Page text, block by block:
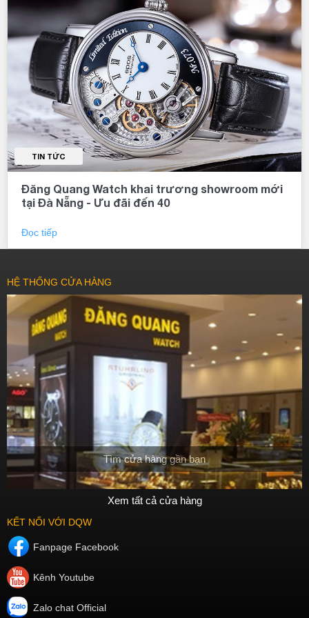
sản xuất có giới hạn, đồng hồ phiên bản giới hạn sẽ trở nên hiếm và
khó tìm kiếm, điều đó lại tăng thêm giá trị và độc đáo của sản phẩm
khi xuất hiện tại thị trường.
Tính chính xác
Không chỉ độc đáo và hiếm có, các đồng hồ phiên bản giới hạn
thường được sản xuất với chất lượng và sự chính xác cao. Các
thương hiệu đồng hồ nổi tiếng thường chọn bộ phận máy móc của
chiếc đồng hồ phiên bản giới hạn để tiến hành các thí nghiệm và
kiểm tra cẩn thậntrướckhi đưa sản phẩm ra thị trường.
Giá trị đầu tư
Những chiếc đồng hồ phiên bản giới hạn thường có giá trị đầu tư cao
do tính hiếm và chất lượng tốt. Giá của đồng hồ thường tăng lên
thiết kế đơn giản nhưng đẳng cấp. Việc mua đồng hồ phiên bản giới
hạn sẽ giúp bạn đầu tư một sản phẩm chất lượng và có giá trị cao
Sự thăng hoa của người sở hữu
Các phiên bản giới hạn thường được sản xuất để kỷ niệm các sự
kiện hoặc để trưởng thành hơn với động lực thú vị và cảm xúc. Khi
sở hữu một chiếc đồng hồ phiên bản giới hạn, người sở hữu sẽ cảm
thấy tự hào và đặc biệt hơn khi đeo chiếc đồng hồ của mình.
Tóm lại, các chiếc đồng hồ phiên bản giới hạn đều có giá trị đặc biệt,
độc đáo và thu hút sự
chúý của người sử dụng. Việc mua một chiếc
đồng hồ phiên bản giới hạn giúp bạn sở hữu một sản phẩm độc đáo
và có gi
TIN TỨC
Đăng Quang Watch khai trương showroom mới
tại Đà Nẵng - Ưu đãi đến 40
Đọc tiếp
HỆ THỐNG CỬA HÀNG
Tìm cửa hàng gần bạn
Xem tất cả cửa hàng
KẾT NỐI VỚI DQW
Fanpage Facebook
Kênh Youtube
Zalo chat Official